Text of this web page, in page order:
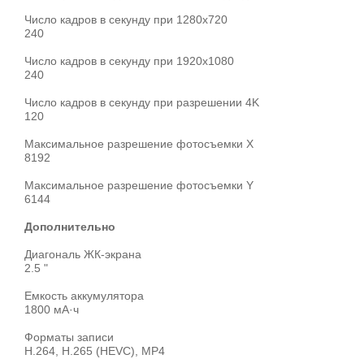
Число кадров в секунду при 1280х720
240
Число кадров в секунду при 1920x1080
240
Число кадров в секунду при разрешении 4K
120
Максимальное разрешение фотосъемки X
8192
Максимальное разрешение фотосъемки Y
6144
Дополнительно
Диагональ ЖК-экрана
2.5 "
Емкость аккумулятора
1800 мА·ч
Форматы записи
H.264, H.265 (HEVC), MP4